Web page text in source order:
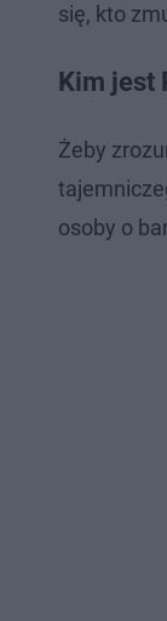
się, kto
Kim jest
Żeby
osoby o